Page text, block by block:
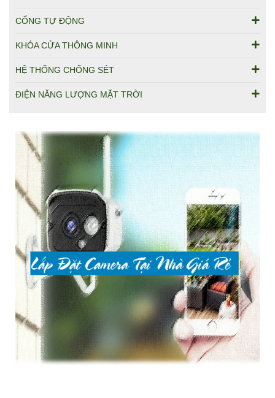
CỔNG TỰ ĐỘNG
KHÓA CỬA THÔNG MINH
HỆ THỐNG CHỐNG SÉT
ĐIỆN NĂNG LƯỢNG MẶT TRỜI